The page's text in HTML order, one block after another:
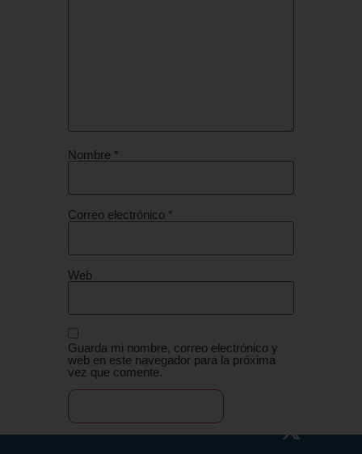
Nombre *
Correo electrónico *
Web
Guarda mi nombre, correo electrónico y
web en este navegador para la próxima
vez que comente.